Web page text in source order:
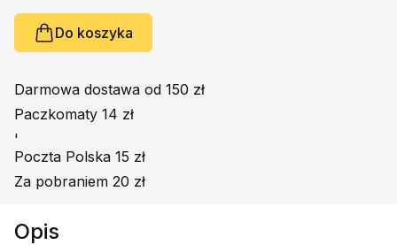
Do koszyka
Darmowa dostawa od 150 zł
Paczkomaty 14 zł
'
Poczta Polska 15 zł
Za pobraniem 20 zł
Opis